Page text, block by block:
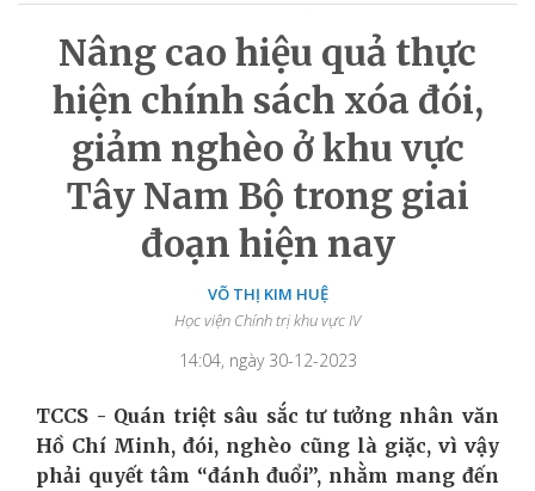
Nâng cao hiệu quả thực
hiện chính sách xóa đói,
giảm nghèo ở khu vực
Tây Nam Bộ trong giai
đoạn hiện nay
VÕ THỊ KIM HUỆ
Học viện Chính trị khu vực IV
14:04, ngày 30-12-2023
TCCS - Quán triệt sâu sắc tư tưởng nhân văn
Hồ Chí Minh, đói, nghèo cũng là giặc, vì vậy
phải quyết tâm “đánh đuổi”, nhằm mang đến